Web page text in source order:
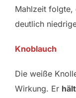
Mahlzeit folgte,
deutlich
Knoblauch
Die weiße
Wirkung. Er